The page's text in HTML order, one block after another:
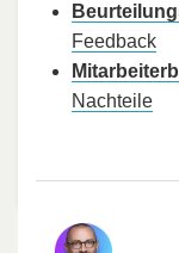
Feedback
Nachteile